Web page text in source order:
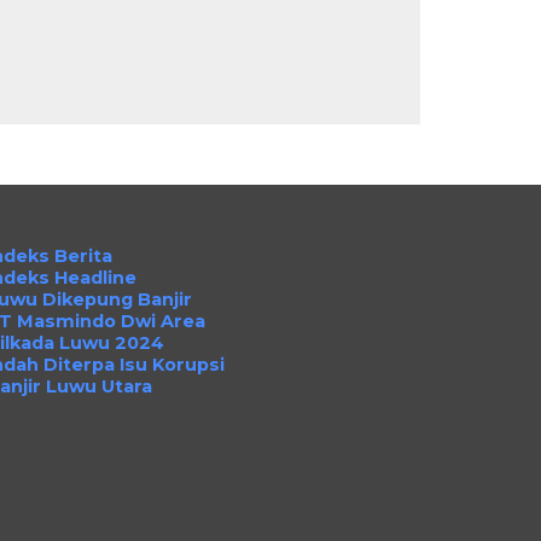
Berita
Headline
Dikepung Banjir
Masmindo Dwi Area
Luwu 2024
Diterpa Isu Korupsi
Luwu Utara